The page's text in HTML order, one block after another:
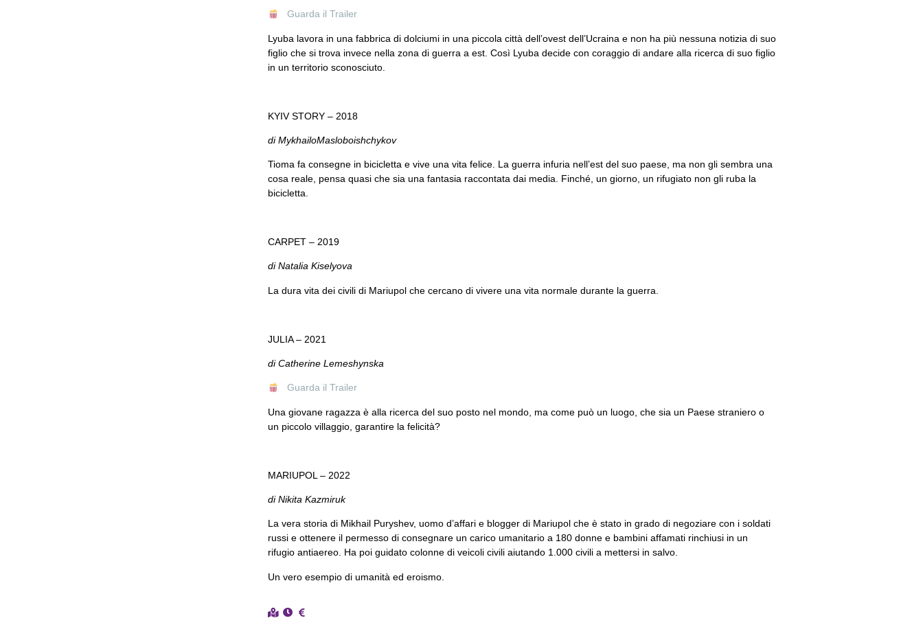
Guarda il Trailer
Lyuba lavora in una fabbrica di dolciumi in una piccola città dell’ovest dell’Ucraina e non ha più nessuna notizia di suo
figlio che si trova invece nella zona di guerra a est. Così Lyuba decide con coraggio di andare alla ricerca di suo figlio
in un territorio sconosciuto.
KYIV STORY – 2018
di MykhailoMasloboishchykov
Tioma fa consegne in bicicletta e vive una vita felice. La guerra infuria nell’est del suo paese, ma non gli sembra una
cosa reale, pensa quasi che sia una fantasia raccontata dai media. Finché, un giorno, un rifugiato non gli ruba la
bicicletta.
CARPET – 2019
di Natalia Kiselyova
La dura vita dei civili di Mariupol che cercano di vivere una vita normale durante la guerra.
JULIA – 2021
di Catherine Lemeshynska
Guarda il Trailer
Una giovane ragazza è alla ricerca del suo posto nel mondo, ma come può un luogo, che sia un Paese straniero o
un piccolo villaggio, garantire la felicità?
MARIUPOL – 2022
di Nikita Kazmiruk
La vera storia di Mikhail Puryshev, uomo d’affari e blogger di Mariupol che è stato in grado di negoziare con i soldati
russi e ottenere il permesso di consegnare un carico umanitario a 180 donne e bambini affamati rinchiusi in un
rifugio antiaereo. Ha poi guidato colonne di veicoli civili aiutando 1.000 civili a mettersi in salvo.
Un vero esempio di umanità ed eroismo.